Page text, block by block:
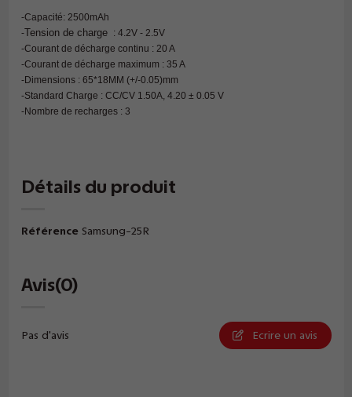
-Capacité: 2500mAh
-Tension de charge : 4.2V - 2.5V
-Courant de décharge continu : 20 A
-Courant de décharge maximum : 35 A
-Dimensions : 65*18MM (+/-0.05)mm
-Standard Charge : CC/CV 1.50A, 4.20 ± 0.05 V
-Nombre de recharges : 3
Détails du produit
Référence Samsung-25R
Avis(0)
Pas d'avis Ecrire un avis